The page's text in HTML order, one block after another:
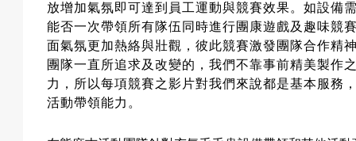
放增加氣氛即可達到員工運動與競賽效果。如設備
能否一次帶領所有隊伍同時進行團康遊戲及趣味競
面氣氛更加熱絡與壯觀，彼此競賽激發團隊合作精
團隊一直所追求及改變的，我們不靠事前精美製作
力，所以每項競賽之影片對我們來說都是基本服務
活動帶領能力。